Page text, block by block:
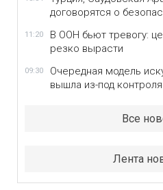
договорятся о
11:20
В ООН бьют тревогу:
резко вырасти
09:30
Очередная модель
вышла из-под контроля
Все
Лента